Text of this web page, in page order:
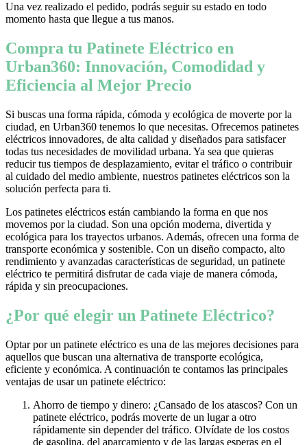
Una vez realizado el pedido, podrás seguir su estado en todo
momento hasta que llegue a tus manos.
Compra tu Patinete Eléctrico en
Urban360: Innovación, Comodidad y
Eficiencia al Mejor Precio
Si buscas una forma rápida, cómoda y ecológica de moverte por la
ciudad, en Urban360 tenemos lo que necesitas. Ofrecemos patinetes
eléctricos innovadores, de alta calidad y diseñados para satisfacer
todas tus necesidades de movilidad urbana. Ya sea que quieras
reducir tus tiempos de desplazamiento, evitar el tráfico o contribuir
al cuidado del medio ambiente, nuestros patinetes eléctricos son la
solución perfecta para ti.
Los patinetes eléctricos están cambiando la forma en que nos
movemos por la ciudad. Son una opción moderna, divertida y
ecológica para los trayectos urbanos. Además, ofrecen una forma de
transporte económica y sostenible. Con un diseño compacto, alto
rendimiento y avanzadas características de seguridad, un patinete
eléctrico te permitirá disfrutar de cada viaje de manera cómoda,
rápida y sin preocupaciones.
¿Por qué elegir un Patinete Eléctrico?
Optar por un patinete eléctrico es una de las mejores decisiones para
aquellos que buscan una alternativa de transporte ecológica,
eficiente y económica. A continuación te contamos las principales
ventajas de usar un patinete eléctrico:
Ahorro de tiempo y dinero: ¿Cansado de los atascos? Con un
patinete eléctrico, podrás moverte de un lugar a otro
rápidamente sin depender del tráfico. Olvídate de los costos
de gasolina, del aparcamiento y de las largas esperas en el